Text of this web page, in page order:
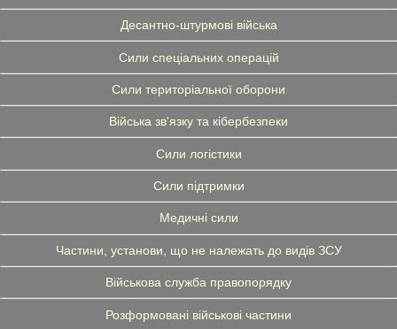
Десантно-штурмові війська
Сили спеціальних операцій
Сили територіальної оборони
Війська зв'язку та кібербезпеки
Сили логістики
Сили підтримки
Медичні сили
Частини, установи, що не належать до видів ЗСУ
Військова служба правопорядку
Розформовані військові частини